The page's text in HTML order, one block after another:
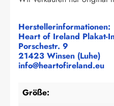
Herstellerinformationen:
Heart of Ireland Plakat-
Porschestr. 9
21423 Winsen (Luhe)
info@heartofireland.eu
Größe: